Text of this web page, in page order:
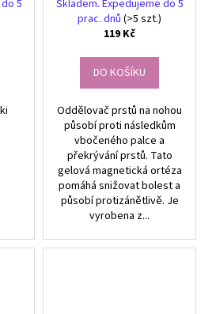
5
Skladem. Expedujeme do 5
prac. dnů (>5 szt.)
119 Kč
DO KOŠÍKU
Oddělovač prstů na nohou
působí proti následkům
vbočeného palce a
překrývání prstů. Tato
gelová magnetická ortéza
pomáhá snižovat bolest a
působí protizánětlivě. Je
vyrobena z...